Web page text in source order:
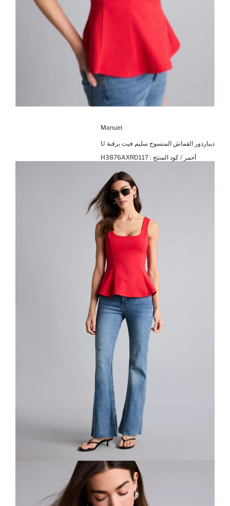
Manuel
ديباردور القماش المنسوج سليم فيت برقبة U
أحمر / كود المنتج : H3876AXRD117